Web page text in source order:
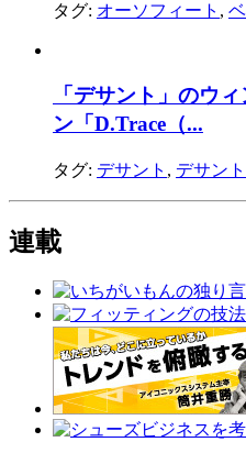
タグ: オーソフィート ,
「デサント」のウ
ン「D.Trace（...
タグ: デサント , デサン
連載